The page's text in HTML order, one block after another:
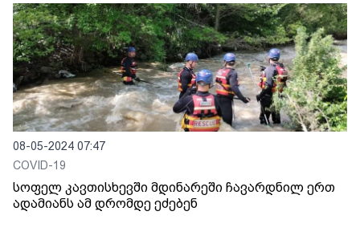
08-05-2024 07:47
COVID-19
სოფელ კავთისხევში მდინარეში ჩავარდნილ ერთ
ადამიანს ამ დრომდე ეძებენ